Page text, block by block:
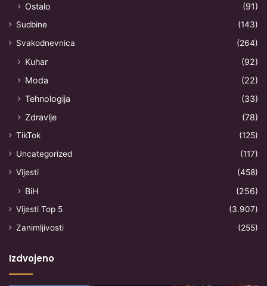
Ostalo
(91)
Sudbine
(143)
Svakodnevnica
(264)
Kuhar
(92)
Moda
(22)
Tehnologija
(33)
Zdravlje
(78)
TikTok
(125)
Uncategorized
(117)
Vijesti
(458)
BiH (256)
Vijesti Top 5
(3.907)
Zanimljivosti
(255)
Izdvojeno